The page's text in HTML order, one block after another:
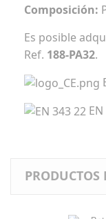
Composición:
Es posible
Ref. 188-PA32.
PRODUCTOS